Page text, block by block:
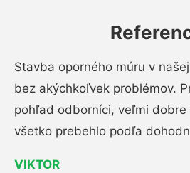
Stavba oporného múru v
bez akýchkoľvek problémov.
pohľad odborníci, veľmi dobre
všetko prebehlo podľa
VIKTOR